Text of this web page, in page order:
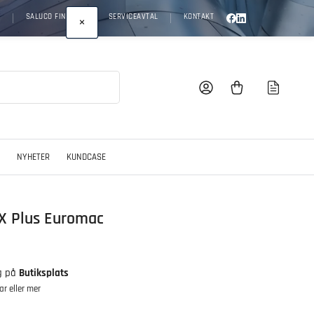
SALUCO FINANCE SERVICEAVTAL KONTAKT
Logga in Öppna minikundvagnen
NYHETER KUNDCASE
Plus Euromac
på Butiksplats
eller mer
×